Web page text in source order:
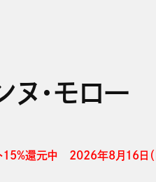
ヌ・モロー
15%還元中　2026年8月16日